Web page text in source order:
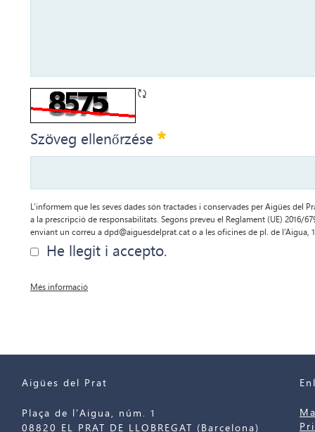
CAPTCHA frissítése
Szöveg ellenőrzése Szükséges
L’informem que les seves dades són tractades i conservades per Aigües
a la prescripció de responsabilitats. Segons preveu el Reglament (UE) 2016/
enviant un correu a dpd@aiguesdelprat.cat o a les oficines de pl. de l’Aigua,
He llegit i accepto.
Més informació
Aigües del Prat
Plaça de l'Aigua, núm. 1
08820 EL PRAT DE LLOBREGAT (Barcelona)